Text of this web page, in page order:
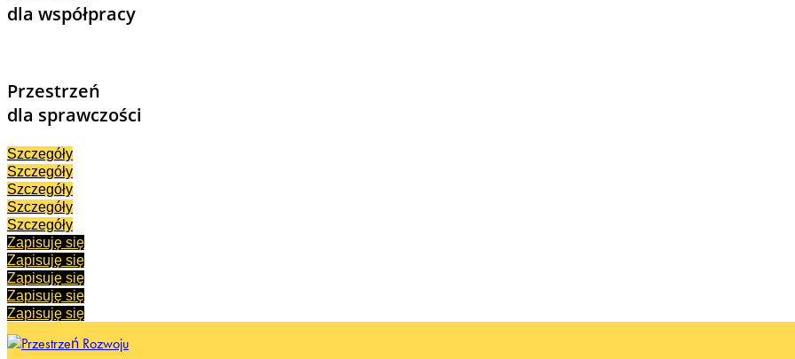
dla współpracy
Przestrzeń
dla sprawczości
Szczegóły
Szczegóły
Szczegóły
Szczegóły
Szczegóły
Zapisuję się
Zapisuję się
Zapisuję się
Zapisuję się
Zapisuję się